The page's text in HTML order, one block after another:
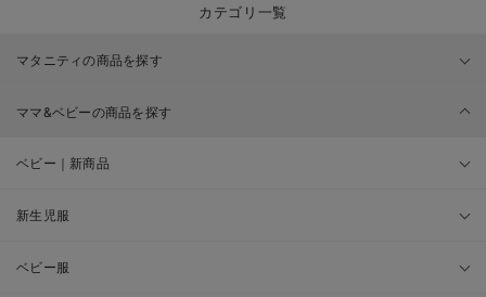
カテゴリ一覧
マタニティの商品を探す
ママ&ベビーの商品を探す
ベビー｜新商品
新生児服
ベビー服